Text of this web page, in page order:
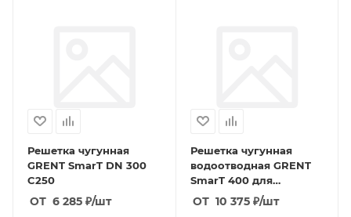
Решетка чугунная
GRENT SmarT DN 300
C250
ОТ 6 285 ₽/шт
Решетка чугунная
водоотводная GRENT
SmarT 400 для
бетонных лотков
(класс E600)
ОТ 10 375₽/шт